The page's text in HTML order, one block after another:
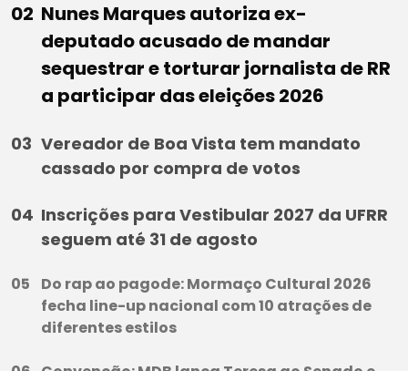
Nunes Marques autoriza ex-
deputado acusado de mandar
sequestrar e torturar jornalista de RR
a participar das eleições 2026
Vereador de Boa Vista tem mandato
cassado por compra de votos
Inscrições para Vestibular 2027 da UFRR
seguem até 31 de agosto
Do rap ao pagode: Mormaço Cultural 2026
fecha line-up nacional com 10 atrações de
diferentes estilos